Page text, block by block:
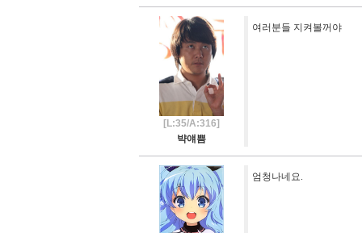
[L:35/A:316]
뱍얘쁨
여러분들 지켜볼꺼야
엄청나네요.